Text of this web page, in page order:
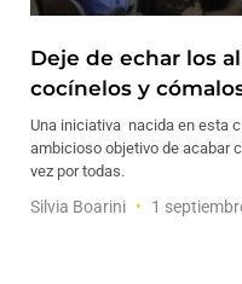
Deje de echar los
cocínelos y
Una iniciativa nacida en esta
ambicioso objetivo de acabar
vez por todas.
Silvia Boarini 1